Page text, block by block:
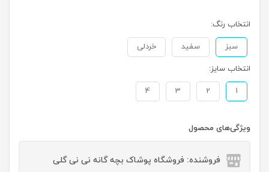
انتخاب رنگ:
سبز سفید خردلی
انتخاب سایز:
1
2
3
4
ویژگی‌های محصول
فروشنده: فروشگاه پوشاک بچه گانه نی نی گلی